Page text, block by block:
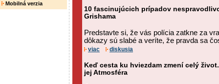
Mobilná verzia
10 fascinujúcich prípadov
Grishama
Predstavte si, že vás polícia zatkne za
dôkazy sú slabé a veríte, že pravda sa
viac diskusia
Keď cesta ku hviezdam zmení celý
jej Atmosféra